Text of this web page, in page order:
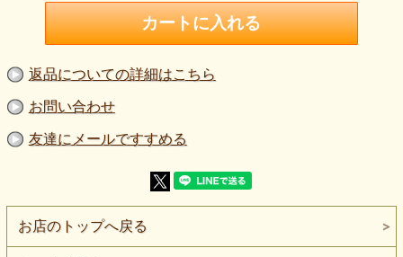
【生地の厚さ】やや薄手
【生地の伸び】伸びない
チと、 控えめな光沢感が魅力のプリント生地です。
くすんだ黄土色をベースに、深みのある緑と藤色を重ねた配
色が、 落ち着きと華やかさをほどよく両立させています。
ピース・羽織りものなど、 動きのあるデザインにも美しく
アパレル仕様の多版プリントならではの繊細な柄表現で、
返品についての詳細はこちら
お問い合わせ
友達にメールですすめる
お店のトップへ戻る